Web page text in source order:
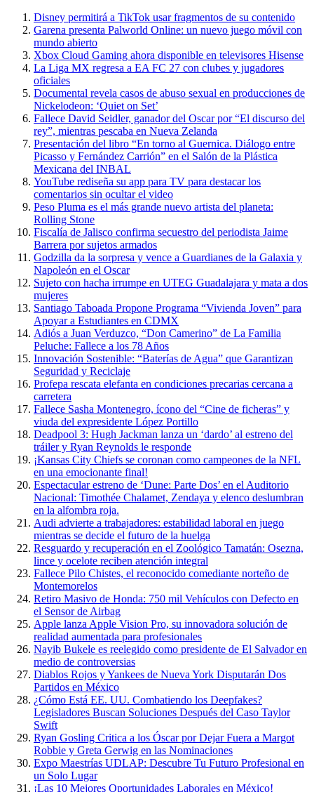
Disney permitirá a TikTok usar fragmentos de su contenido
Garena presenta Palworld Online: un nuevo juego móvil con
mundo abierto
Xbox Cloud Gaming ahora disponible en televisores Hisense
La Liga MX regresa a EA FC 27 con clubes y jugadores
oficiales
Documental revela casos de abuso sexual en producciones de
Nickelodeon: ‘Quiet on Set’
Fallece David Seidler, ganador del Oscar por “El discurso del
rey”, mientras pescaba en Nueva Zelanda
Presentación del libro “En torno al Guernica. Diálogo entre
Picasso y Fernández Carrión” en el Salón de la Plástica
Mexicana del INBAL
YouTube rediseña su app para TV para destacar los
comentarios sin ocultar el video
Peso Pluma es el más grande nuevo artista del planeta:
Rolling Stone
Fiscalía de Jalisco confirma secuestro del periodista Jaime
Barrera por sujetos armados
Godzilla da la sorpresa y vence a Guardianes de la Galaxia y
Napoleón en el Oscar
Sujeto con hacha irrumpe en UTEG Guadalajara y mata a dos
mujeres
Santiago Taboada Propone Programa “Vivienda Joven” para
Apoyar a Estudiantes en CDMX
Adiós a Juan Verduzco, “Don Camerino” de La Familia
Peluche: Fallece a los 78 Años
Innovación Sostenible: “Baterías de Agua” que Garantizan
Seguridad y Reciclaje
Profepa rescata elefanta en condiciones precarias cercana a
carretera
Fallece Sasha Montenegro, ícono del “Cine de ficheras” y
viuda del expresidente López Portillo
Deadpool 3: Hugh Jackman lanza un ‘dardo’ al estreno del
tráiler y Ryan Reynolds le responde
¡Kansas City Chiefs se coronan como campeones de la NFL
en una emocionante final!
Espectacular estreno de ‘Dune: Parte Dos’ en el Auditorio
Nacional: Timothée Chalamet, Zendaya y elenco deslumbran
en la alfombra roja.
Audi advierte a trabajadores: estabilidad laboral en juego
mientras se decide el futuro de la huelga
Resguardo y recuperación en el Zoológico Tamatán: Osezna,
lince y ocelote reciben atención integral
Fallece Pilo Chistes, el reconocido comediante norteño de
Montemorelos
Retiro Masivo de Honda: 750 mil Vehículos con Defecto en
el Sensor de Airbag
Apple lanza Apple Vision Pro, su innovadora solución de
realidad aumentada para profesionales
Nayib Bukele es reelegido como presidente de El Salvador en
medio de controversias
Diablos Rojos y Yankees de Nueva York Disputarán Dos
Partidos en México
¿Cómo Está EE. UU. Combatiendo los Deepfakes?
Legisladores Buscan Soluciones Después del Caso Taylor
Swift
Ryan Gosling Critica a los Óscar por Dejar Fuera a Margot
Robbie y Greta Gerwig en las Nominaciones
Expo Maestrías UDLAP: Descubre Tu Futuro Profesional en
un Solo Lugar
¡Las 10 Mejores Oportunidades Laborales en México!